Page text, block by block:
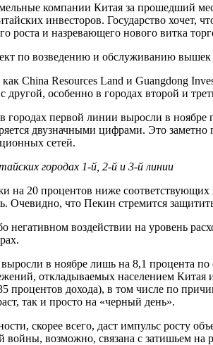
компании Китая за прошедший
инвесторов. Государство хочет,
роста и назревающего нового витка
по возведению и обслуживанию вышек
China Resources Land и Guangdong
особенно в городах второй и
городах первой линии выросли в
двузначными цифрами. Это
сетей.
городах 1-й, 2-й и 3-й линии
20 процентов ниже соответствующих
Очевидно, что Пекин стремится
негативном воздействии на уровень
в ноябре лишь на 8,1 процента
откладываемых населением
дохода), в том числе по
так и просто на «черный день».
скорее всего, даст импульс росту
войны, возможно, связана с затишьем